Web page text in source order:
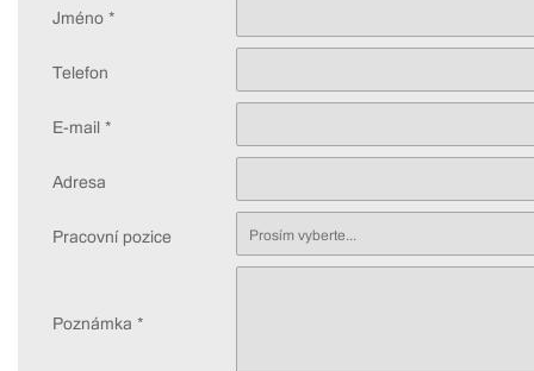
Jméno *
Telefon
E-mail *
Adresa
Pracovní pozice Prosím vyberte...
Poznámka *